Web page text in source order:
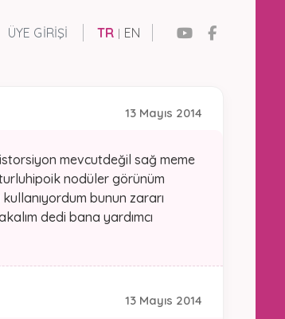
ÜYE GIRIŞI TR | EN
13 Mayıs 2014
mevcutdeğil sağ meme
nodüler görünüm
bunun zararı
dedi bana yardımcı
13 Mayıs 2014